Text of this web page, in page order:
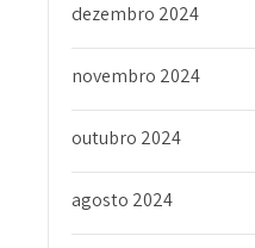
dezembro 2024
novembro 2024
outubro 2024
agosto 2024